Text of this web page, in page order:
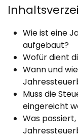
Wie ist eine
aufgebaut?
Wofür dient
Wann und
Muss die
eingereicht
Was